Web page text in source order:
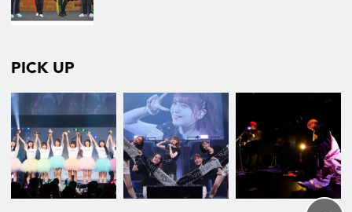
PICK UP